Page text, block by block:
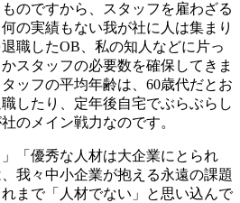
のですから、スタッフを雇わざる
の実績もない我が社に人は集まり
職したOB、私の知人などに片っ
スタッフの必要数を確保してきま
ッフの平均年齢は、60歳代だとお
したり、定年後自宅でぶらぶらし
のメイン戦力なのです。
」「優秀な人材は大企業にとられ
我々中小企業が抱える永遠の課題
まで「人材でない」と思い込んで